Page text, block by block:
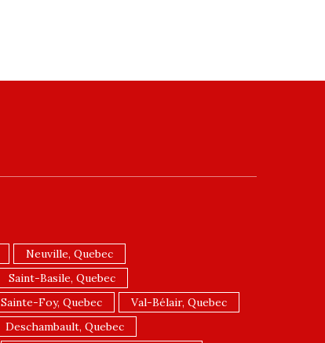
Neuville, Quebec
Saint-Basile, Quebec
Sainte-Foy, Quebec
Val-Bélair, Quebec
Deschambault, Quebec